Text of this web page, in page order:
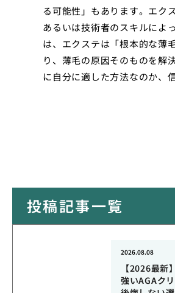
る可能性」もあります。エク
あるいは技術者のスキルによ
は、エクステは「根本的な薄
り、薄毛の原因そのものを解
に自分に適した方法なのか、
投稿記事一覧
【2026最新
強いAGAク
2026.08.08